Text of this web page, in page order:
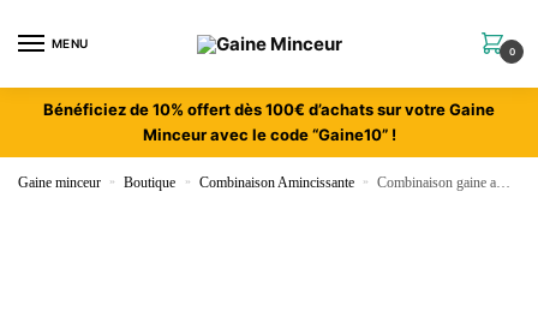
MENU
0
Bénéficiez de 10% offert dès 100€ d’achats sur votre Gaine
Minceur avec le code “Gaine10” !
Gaine minceur » Boutique » Combinaison Amincissante » Combinaison gaine amincissante